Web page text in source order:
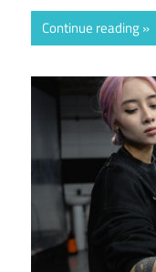
Continue reading